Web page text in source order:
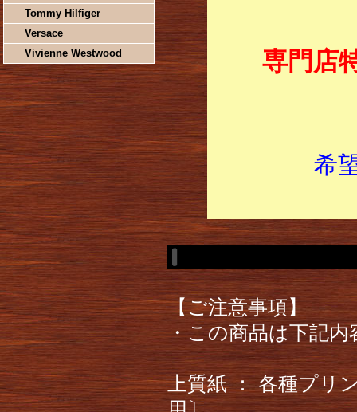
Tommy Hilfiger
Versace
Vivienne Westwood
専門店
希
【ご注意事項】
・この商品は下記
上質紙 ： 各種プリ